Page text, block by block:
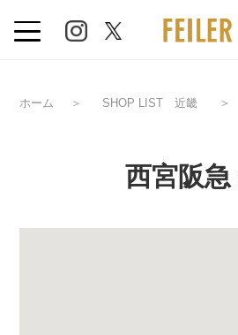
ホーム ＞ SHOP LIST 近畿 ＞
西宮阪急